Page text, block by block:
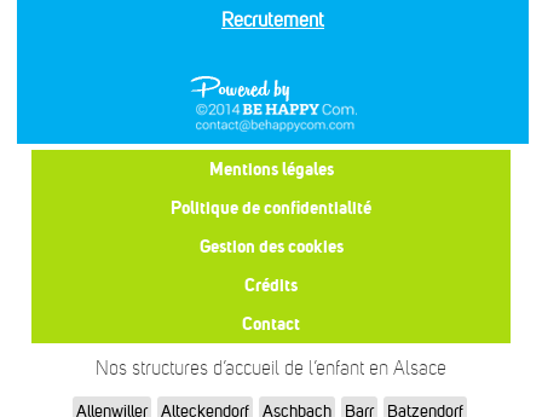
Recrutement
Mentions légales
Politique de confidentialité
Gestion des cookies
Crédits
Contact
Nos structures d’accueil de l’enfant en Alsace
Allenwiller Alteckendorf Aschbach Barr
Batzendorf